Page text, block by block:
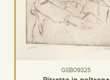
GSB09325